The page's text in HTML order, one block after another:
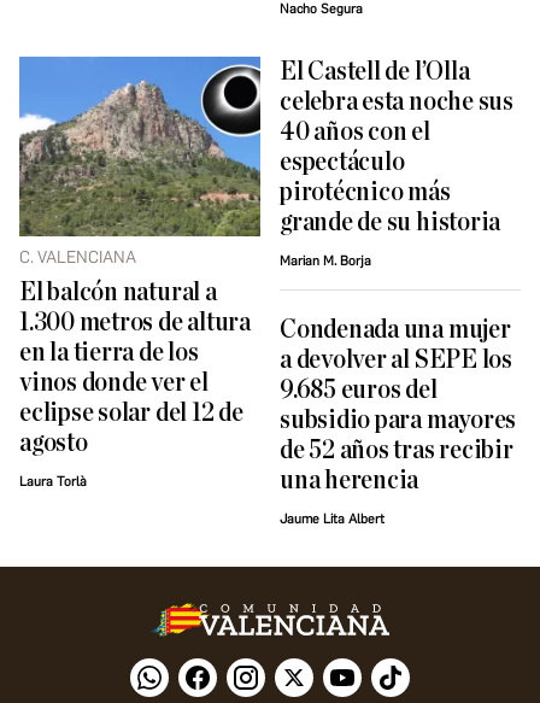
Nacho Segura
C. VALENCIANA
El balcón natural a
1.300 metros de altura
en la tierra de los
vinos donde ver el
eclipse solar del 12 de
agosto
Laura Torlà
El Castell de l’Olla
celebra esta noche sus
40 años con el
espectáculo
pirotécnico más
grande de su historia
Marian M. Borja
Condenada una mujer
a devolver al SEPE los
9.685 euros del
subsidio para mayores
de 52 años tras recibir
una herencia
Jaume Lita Albert